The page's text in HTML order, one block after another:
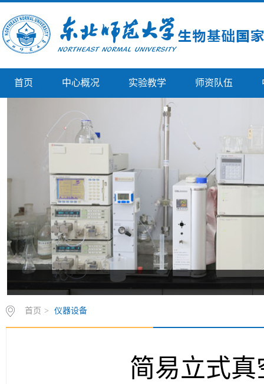
首页 中心概况 实验教学 师资队伍
首页 > 仪器设备
简易立式